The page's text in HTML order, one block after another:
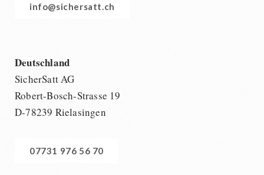
info@sichersatt.ch
Deutschland
SicherSatt AG
Robert-Bosch-Strasse 19
D-78239 Rielasingen
07731 976 56 70